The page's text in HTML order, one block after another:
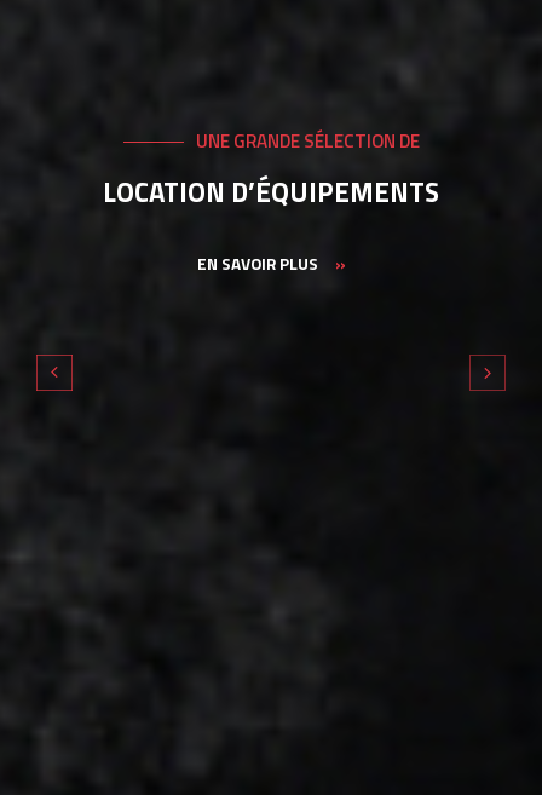
UNE GRANDE SÉLECTION DE
LOCATION D’ÉQUIPEMENTS
EN SAVOIR PLUS »